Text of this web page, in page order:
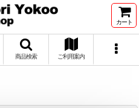
カート
商品検索 ご利用案内